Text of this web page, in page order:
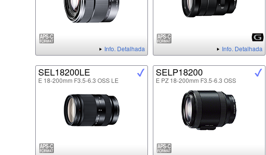
Info. Detalhada Info. Detalhada
SEL18200LE
E 18-200mm F3.5-6.3 OSS LE
SELP18200
E PZ 18-200mm F3.5-6.3 OSS